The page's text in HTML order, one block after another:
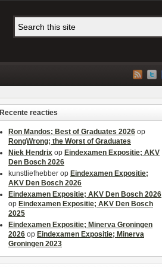
Recente reacties
Ron Mandos; Best of Graduates 2026 op
RongWrong; the Worst of Graduates
Niek Hendrix op Eindexamen Expositie; AKV
Den Bosch 2026
kunstliefhebber op Eindexamen Expositie;
AKV Den Bosch 2026
Eindexamen Expositie; AKV Den Bosch 2026
op Eindexamen Expositie; AKV Den Bosch
2025
Eindexamen Expositie; Minerva Groningen
2026 op Eindexamen Expositie; Minerva
Groningen 2023